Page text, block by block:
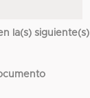
la(s) siguiente(s)